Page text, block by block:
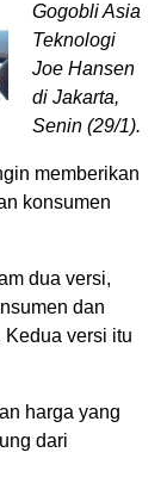
Gogobli Asia
Teknologi
Joe Hansen
di Jakarta,
Senin (29/1).
memberikan
konsumen
dua versi,
dan
versi itu
harga yang
dari